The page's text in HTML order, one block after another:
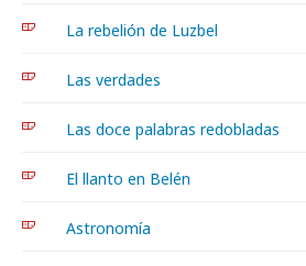
La rebelión de Luzbel
Las verdades
Las doce palabras redobladas
El llanto en Belén
Astronomía